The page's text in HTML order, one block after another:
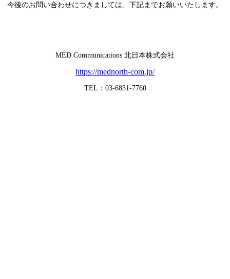
今後のお問い合わせにつきましては、下記までお願いいたします。
MED Communications 北日本株式会社
https://mednorth-com.jp/
TEL：03-6831-7760